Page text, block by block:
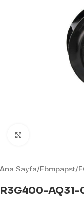
Ana Sayfa/Ebmpapst/
R3G400-AQ31-